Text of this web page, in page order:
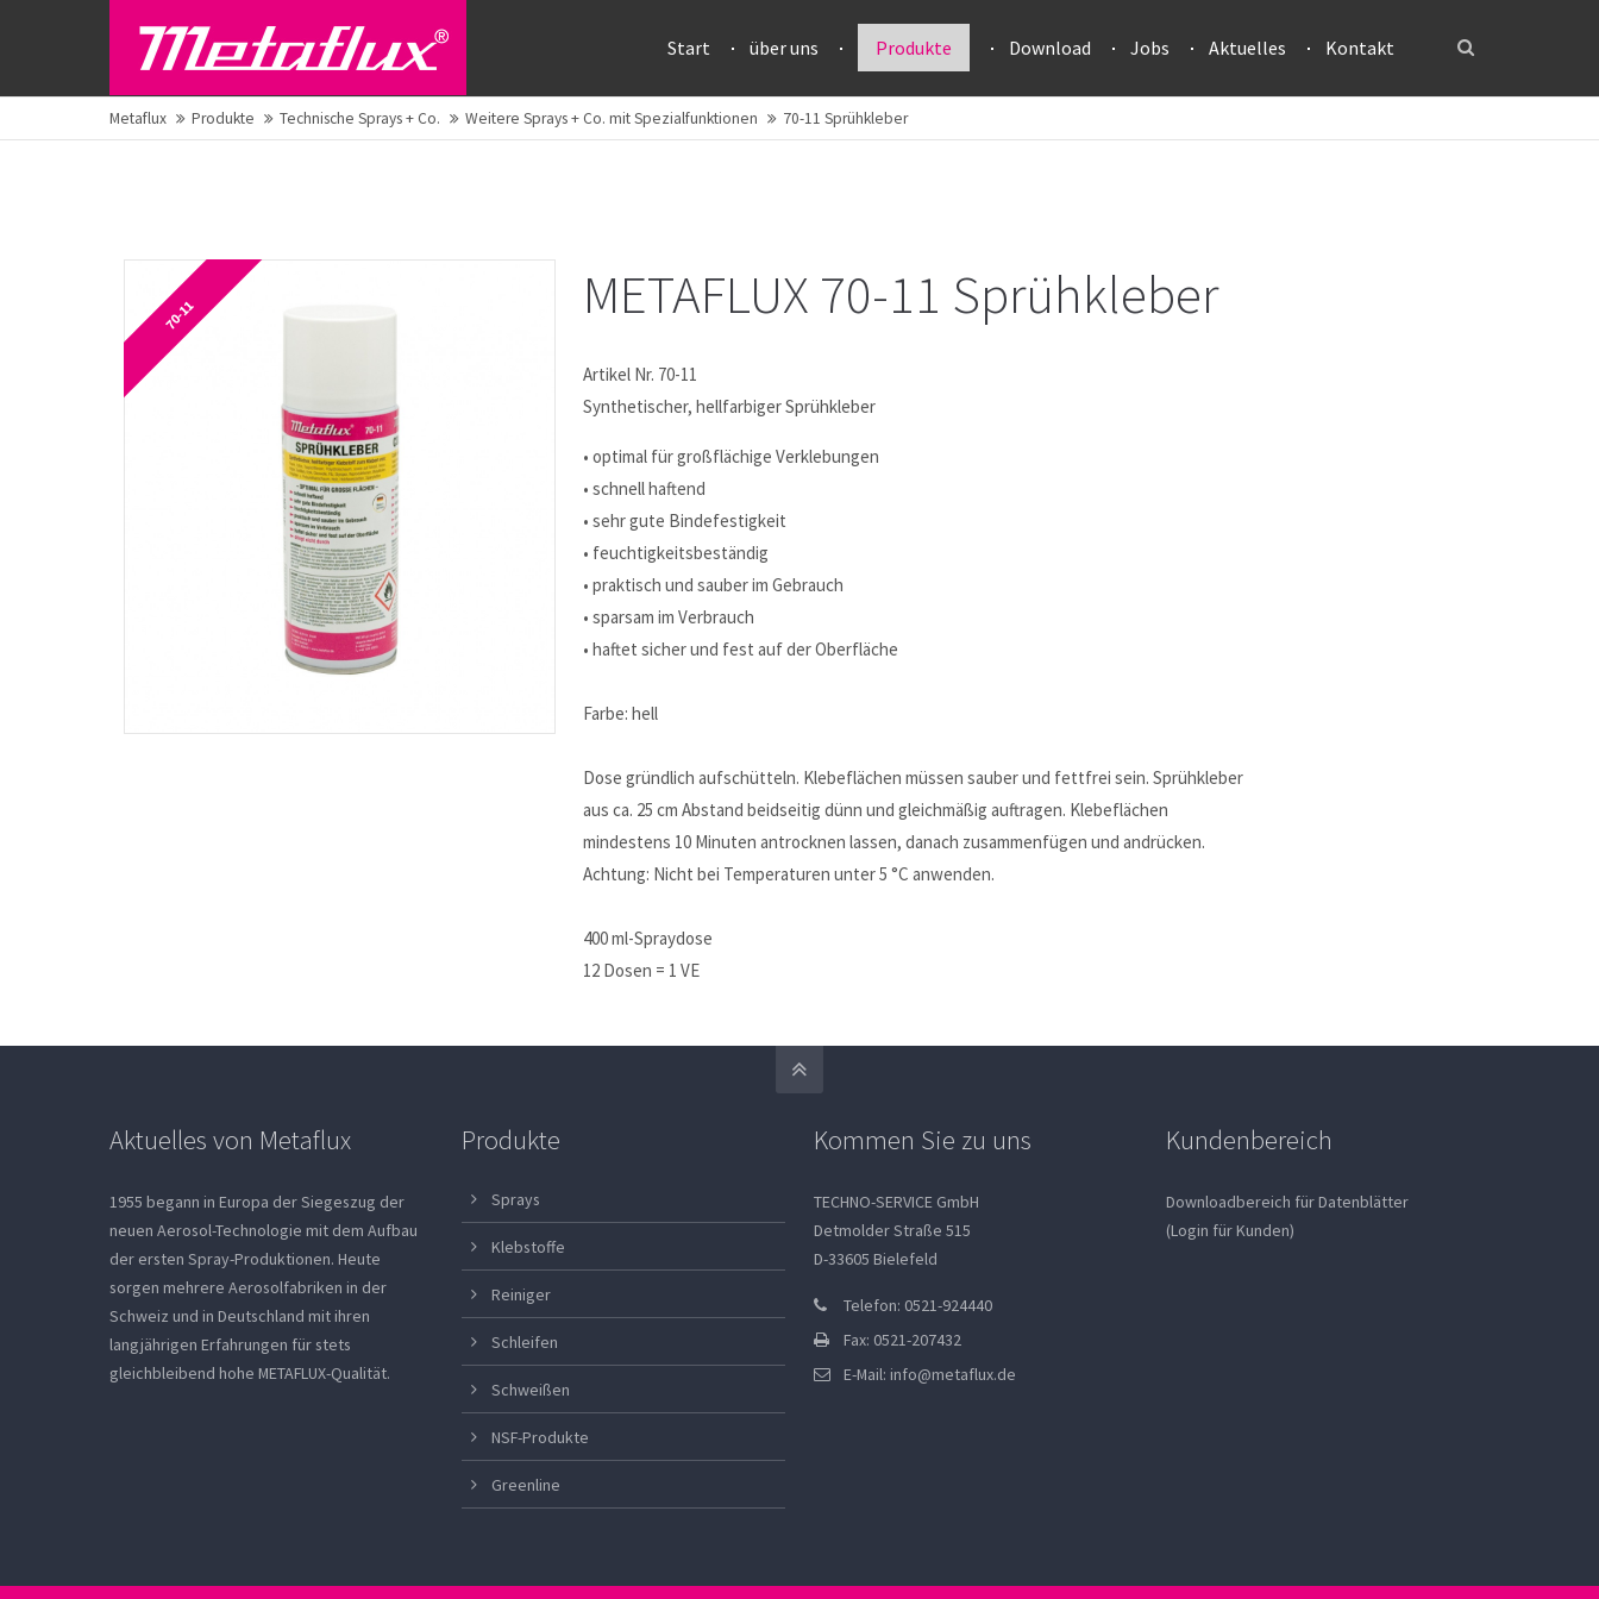
Start über uns Produkte Download Jobs Aktuelles Kontakt
Metaflux Produkte Technische Sprays + Co. Weitere Sprays + Co. mit Spezialfunktionen 70-11 Sprühkleber
70-11 METAFLUX 70-11 Sprühkleber
Artikel Nr. 70-11
Synthetischer, hellfarbiger Sprühkleber
• optimal für großflächige Verklebungen
• schnell haftend
• sehr gute Bindefestigkeit
• feuchtigkeitsbeständig
• praktisch und sauber im Gebrauch
• sparsam im Verbrauch
• haftet sicher und fest auf der Oberfläche
Farbe: hell
Dose gründlich aufschütteln. Klebeflächen müssen sauber und fettfrei sein. Sprühkleber
aus ca. 25 cm Abstand beidseitig dünn und gleichmäßig auftragen. Klebeflächen
mindestens 10 Minuten antrocknen lassen, danach zusammenfügen und andrücken.
Achtung: Nicht bei Temperaturen unter 5 °C anwenden.
400 ml-Spraydose
12 Dosen = 1 VE
Aktuelles von Metaflux
1955 begann in Europa der Siegeszug der
neuen Aerosol-Technologie mit dem Aufbau
der ersten Spray-Produktionen. Heute
sorgen mehrere Aerosolfabriken in der
Schweiz und in Deutschland mit ihren
langjährigen Erfahrungen für stets
gleichbleibend hohe METAFLUX-Qualität.
Produkte
Sprays
Klebstoffe
Reiniger
Schleifen
Schweißen
NSF-Produkte
Greenline
Kommen Sie zu uns
TECHNO-SERVICE GmbH
Detmolder Straße 515
D-33605 Bielefeld
Telefon: 0521-924440
Fax: 0521-207432
E-Mail:info@metaflux.de
Kundenbereich
Downloadbereich für Datenblätter
(Login für Kunden)